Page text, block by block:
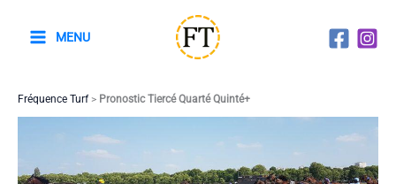
MENU
Fréquence Turf> Pronostic Tiercé Quarté Quinté+